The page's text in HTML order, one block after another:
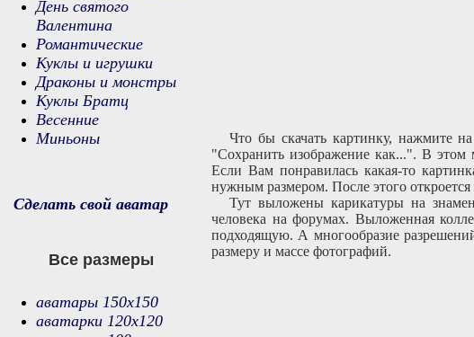
Что бы скачать картинку, нажмите
"Сохранить изображение как...". В этом
Если Вам понравилась какая-то
нужным размером. После этого
Тут выложены карикатуры на
человека на форумах. Выложенная
подходящую. А многообразие
размеру и массе фотографий.
День святого
Валентина
Романтические
Куклы и игрушки
Драконы и монстры
Куклы Братц
Весенние
Миньоны
Сделать свой аватар
Все размеры
аватары 150х150
аватарки 120х120